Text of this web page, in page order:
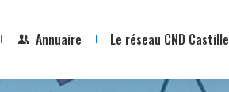
Annuaire Le réseau CND Castille